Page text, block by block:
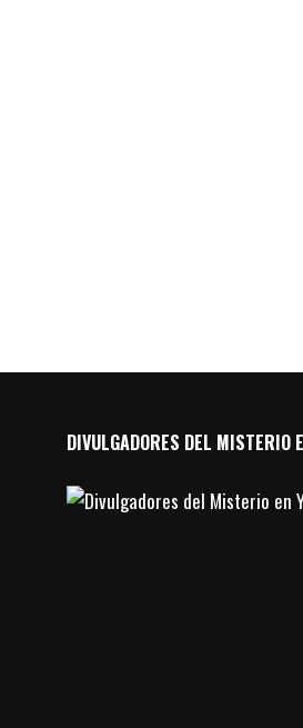
DIVULGADORES DEL MISTERIO